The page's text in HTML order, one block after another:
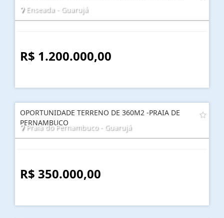
Enseada - Guarujá
R$ 1.200.000,00
OPORTUNIDADE TERRENO DE 360M2 -PRAIA DE
PERNAMBUCO
Praia do Pernambuco - Guarujá
R$ 350.000,00